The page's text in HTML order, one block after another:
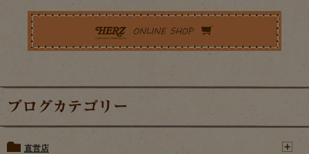
ブログカテゴリー
直営店